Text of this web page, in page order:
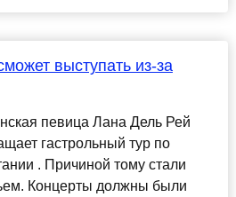
выступать из-за
певица Лана Дель Рей
гастрольный тур по
. Причиной тому стали
Концерты должны были